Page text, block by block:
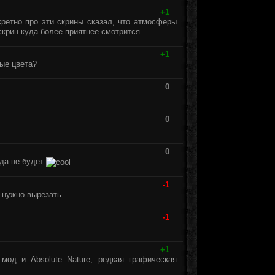
+1
про эти скрины сказал, что атмосферы
куда более приятнее смотрится
+1
цвета?
0
0
0
не будет
-1
вырезать.
-1
+1
и Absolute Nature, редкая графическая